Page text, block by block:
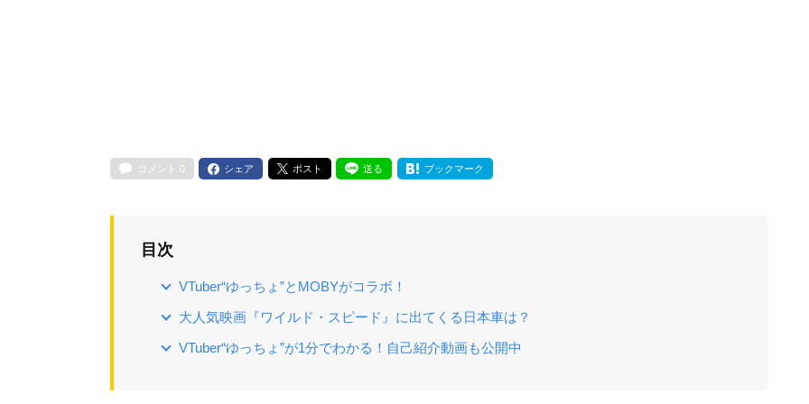
コメント 0 シェア ポスト 送る ブックマーク
目次
VTuber“ゆっちょ”とMOBYがコラボ！
大人気映画『ワイルド・スピード』に出てくる日本車は？
VTuber“ゆっちょ”が1分でわかる！自己紹介動画も公開中